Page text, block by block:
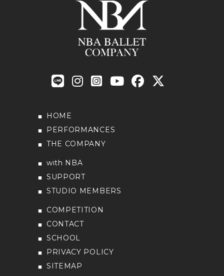
HOME
PERFORMANCES
THE COMPANY
with NBA
SUPPORT
STUDIO MEMBERS
COMPETITION
CONTACT
SCHOOL
PRIVACY POLICY
SITEMAP